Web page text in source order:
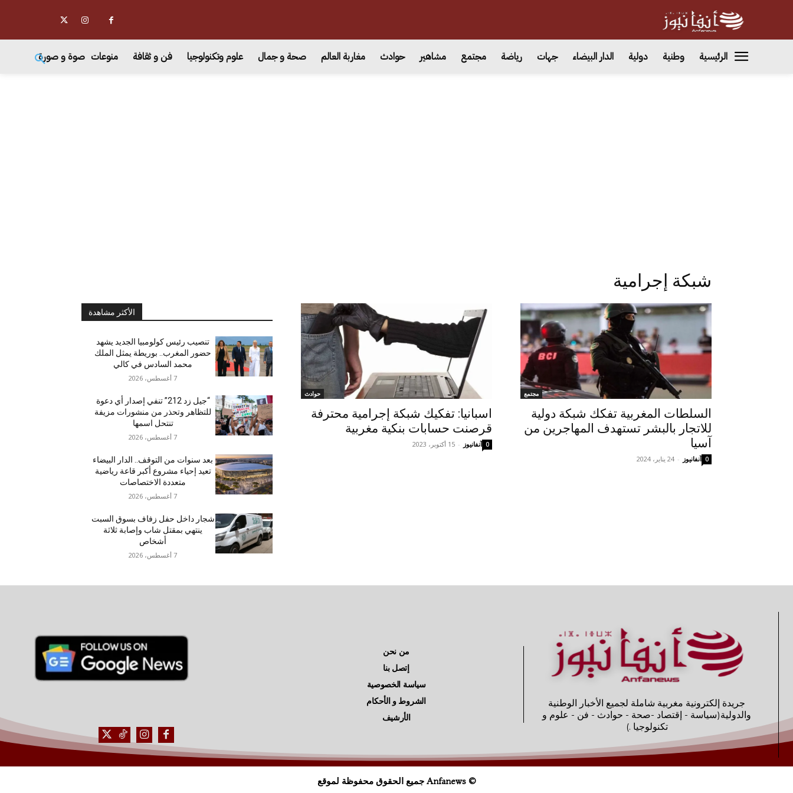
الرئيسية وطنية دولية الدار البيضاء جهات رياضة مجتمع مشاهير حوادث مغاربة العالم صحة و جمال علوم وتكنولوجيا فن و ثقافة منوعات صوة و صورة
شبكة إجرامية
الأكثر مشاهدة
تنصيب رئيس كولومبيا الجديد يشهد
حضور المغرب.. بوريطة يمثل الملك
محمد السادس في كالي
7 أغسطس، 2026
“جيل زد 212” تنفي إصدار أي دعوة
للتظاهر وتحذر من منشورات مزيفة
تنتحل اسمها
7 أغسطس، 2026
بعد سنوات من التوقف.. الدار البيضاء
تعيد إحياء مشروع أكبر قاعة رياضية
متعددة الاختصاصات
7 أغسطس، 2026
شجار داخل حفل زفاف بسوق السبت
ينتهي بمقتل شاب وإصابة ثلاثة
أشخاص
7 أغسطس، 2026
مجتمع
السلطات المغربية تفكك شبكة دولية
للاتجار بالبشر تستهدف المهاجرين من
آسيا
آنفانيوز - 24 يناير، 2024 0
حوادث
اسبانيا: تفكيك شبكة إجرامية محترفة
قرصنت حسابات بنكية مغربية
آنفانيوز - 15 أكتوبر، 2023 0
جريدة إلكترونية مغربية شاملة لجميع الأخبار الوطنية
والدولية(سياسة - إقتصاد -صحة - حوادث - فن - علوم و
تكنولوجيا .)
من نحن
إتصل بنا
سياسة الخصوصية
الشروط و الأحكام
الأرشيف
© Anfanews جميع الحقوق محفوظة لموقع